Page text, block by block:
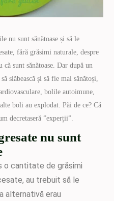
nu sunt sănătoase și să le
fără grăsimi naturale, despre
sunt sănătoase. Dar după un
slăbească și să fie mai sănătoși,
bolile autoimune,
boli au explodat. Păi de ce? Că
decretaseră ”experții”.
nu sunt
o cantitate de grăsimi
au trebuit să le
alternativă erau